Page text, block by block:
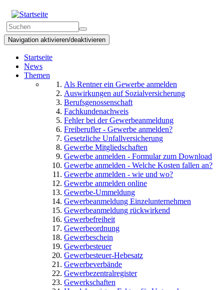
Direkt
zum
Inhalt
Suchformular
Suchen
Navigation aktivieren/deaktivieren
Startseite
News
Themen
Als Rentner ein Gewerbe anmelden
Auswirkungen auf Sozialversicherung
Berufsgenossenschaft
Fachkundenachweis
Fehler bei der Gewerbeanmeldung
Freiberufler - Gewerbe anmelden?
Gesetzliche Unfallversicherung
Gewerbe Mitgliedschaften
Gewerbe anmelden - Formular zum Download
Gewerbe anmelden - Welche Kosten fallen an?
Gewerbe anmelden - wie und wo?
Gewerbe anmelden online
Gewerbe-Ummeldung
Gewerbeanmeldung Einzelunternehmen
Gewerbeanmeldung rückwirkend
Gewerbefreiheit
Gewerbeordnung
Gewerbeschein
Gewerbesteuer
Gewerbesteuer-Hebesatz
Gewerbeverbände
Gewerbezentralregister
Gewerkschaften